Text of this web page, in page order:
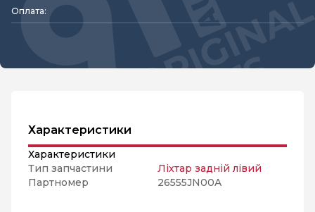
Оплата:
Характеристики
Характеристики
Тип запчастини
Ліхтар задній лівий
Партномер
26555JN00A